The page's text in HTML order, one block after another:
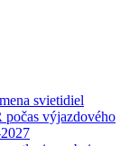
svietidiel
počas výjazdového